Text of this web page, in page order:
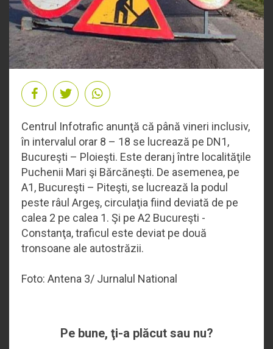
Centrul Infotrafic anunţă că până vineri inclusiv,
în intervalul orar 8 – 18 se lucrează pe DN1,
Bucureşti – Ploieşti. Este deranj între localităţile
Puchenii Mari şi Bărcăneşti. De asemenea, pe
A1, Bucureşti – Piteşti, se lucrează la podul
peste râul Argeş, circulaţia fiind deviată de pe
calea 2 pe calea 1. Şi pe A2 Bucureşti -
Constanţa, traficul este deviat pe două
tronsoane ale autostrăzii.
Foto: Antena 3/ Jurnalul National
Pe bune, ţi-a plăcut sau nu?